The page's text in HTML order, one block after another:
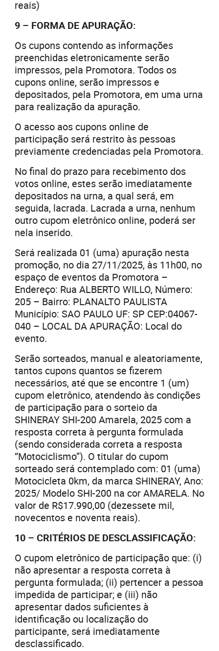
reais)
9 – FORMA DE APURAÇÃO:
Os cupons contendo as informações
preenchidas eletronicamente serão
impressos, pela Promotora. Todos os
cupons online, serão impressos e
depositados, pela Promotora, em uma urna
para realização da apuração.
O acesso aos cupons online de
participação será restrito às pessoas
previamente credenciadas pela Promotora.
No final do prazo para recebimento dos
votos online, estes serão imediatamente
depositados na urna, a qual será, em
seguida, lacrada. Lacrada a urna, nenhum
outro cupom eletrônico online, poderá ser
nela inserido.
Será realizada 01 (uma) apuração nesta
promoção, no dia 27/11/2025, às 11h00, no
espaço de eventos da Promotora –
Endereço: Rua ALBERTO WILLO, Número:
205 – Bairro: PLANALTO PAULISTA
Município: SAO PAULO UF: SP CEP:04067-
040 – LOCAL DA APURAÇÃO: Local do
evento.
Serão sorteados, manual e aleatoriamente,
tantos cupons quantos se fizerem
necessários, até que se encontre 1 (um)
cupom eletrônico, atendendo às condições
de participação para o sorteio da
SHINERAY SHI-200 Amarela, 2025 com a
resposta correta à pergunta formulada
(sendo considerada correta a resposta
“Motociclismo”). O titular do cupom
sorteado será contemplado com: 01 (uma)
Motocicleta 0km, da marca SHINERAY, Ano:
2025/ Modelo SHI-200 na cor AMARELA. No
valor de R$17.990,00 (dezessete mil,
novecentos e noventa reais).
10 – CRITÉRIOS DE DESCLASSIFICAÇÃO:
O cupom eletrônico de participação que: (i)
não apresentar a resposta correta à
pergunta formulada; (ii) pertencer a pessoa
impedida de participar; e (iii) não
apresentar dados suficientes à
identificação ou localização do
participante, será imediatamente
desclassificado.